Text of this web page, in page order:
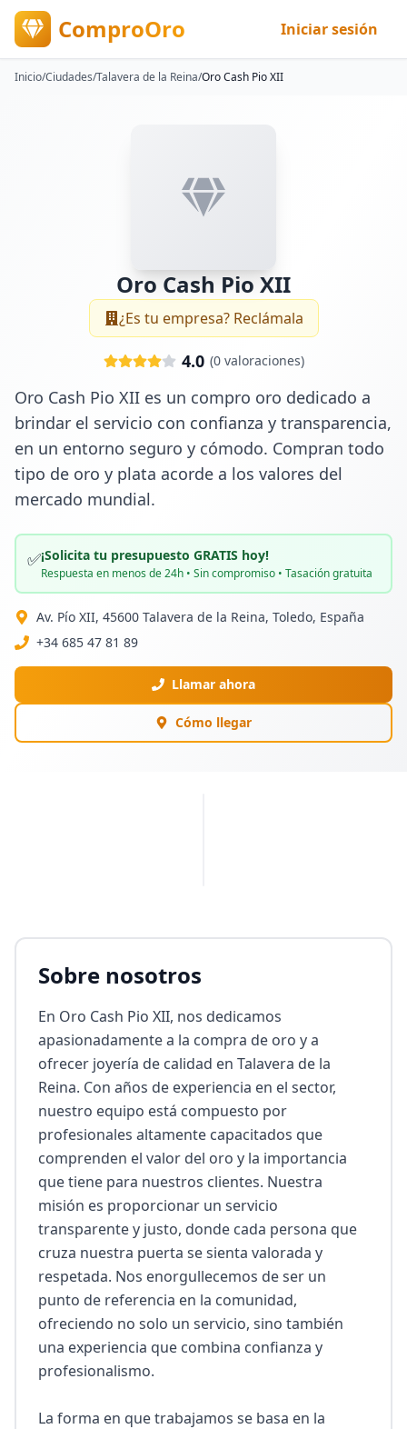
ComproOro Iniciar sesión
Inicio/Ciudades/Talavera de la Reina/Oro Cash Pio XII
Oro Cash Pio XII
¿Es tu empresa? Reclámala
4.0 (0valoraciones)
Oro Cash Pio XII es un compro oro dedicado a
brindar el servicio con confianza y transparencia,
en un entorno seguro y cómodo. Compran todo
tipo de oro y plata acorde a los valores del
mercado mundial.
✅¡Solicita tu presupuesto GRATIS hoy!
Respuesta en menos de 24h • Sin compromiso • Tasación gratuita
Av. Pío XII, 45600 Talavera de la Reina, Toledo, España
+34 685 47 81 89
Llamar ahora
Cómo llegar
Sobre nosotros
En Oro Cash Pio XII, nos dedicamos
apasionadamente a la compra de oro y a
ofrecer joyería de calidad en Talavera de la
Reina. Con años de experiencia en el sector,
nuestro equipo está compuesto por
profesionales altamente capacitados que
comprenden el valor del oro y la importancia
que tiene para nuestros clientes. Nuestra
misión es proporcionar un servicio
transparente y justo, donde cada persona que
cruza nuestra puerta se sienta valorada y
respetada. Nos enorgullecemos de ser un
punto de referencia en la comunidad,
ofreciendo no solo un servicio, sino también
una experiencia que combina confianza y
profesionalismo.
La forma en que trabajamos se basa en la